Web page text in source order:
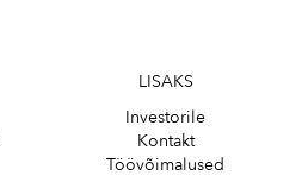
LISAKS
Investorile
Kontakt
Töövõimalused